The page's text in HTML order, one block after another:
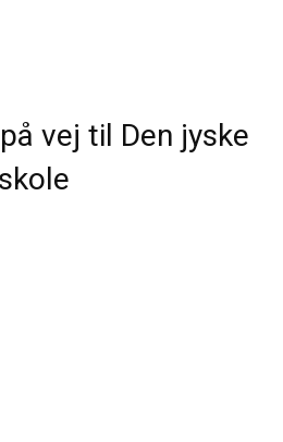
vej til Den jyske